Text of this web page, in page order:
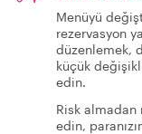
Menüyü
rezervasyon
düzenlemek,
küçük
edin.
Risk almadan
edin,